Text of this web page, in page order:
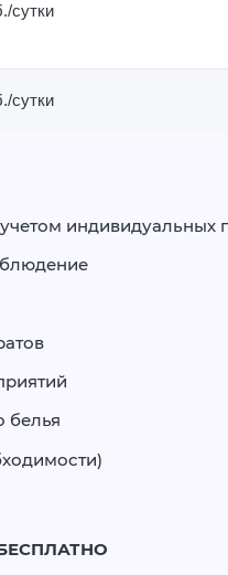
сутки
сутки
индивидуальных
белья